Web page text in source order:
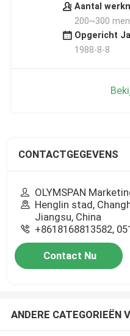
Aantal
200~300
Opgericht
1988-8-8
CONTACTGEGEVENS
OLYMSPAN
Henglin stad,
Jiangsu, China
+8618168813582,
Contact Nu
ANDERE CATEGORIEËN